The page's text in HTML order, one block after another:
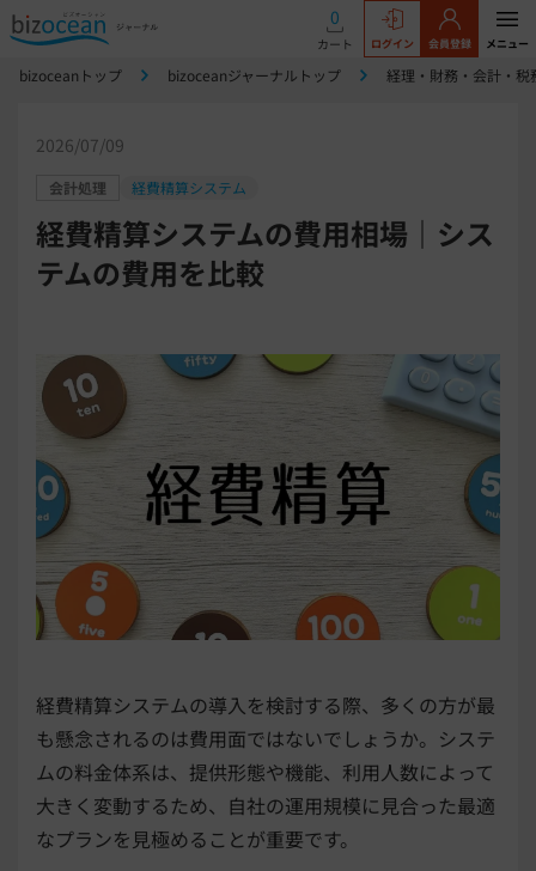
0
カート ログイン 会員登録 メニュー
bizoceanトップ bizoceanジャーナルトップ 経理・財務・会計・税
2026/07/09
会計処理 経費精算システム
経費精算システムの費用相場｜シス
テムの費用を比較
経費精算システムの導入を検討する際、多くの方が最
も懸念されるのは費用面ではないでしょうか。システ
ムの料金体系は、提供形態や機能、利用人数によって
大きく変動するため、自社の運用規模に見合った最適
なプランを見極めることが重要です。